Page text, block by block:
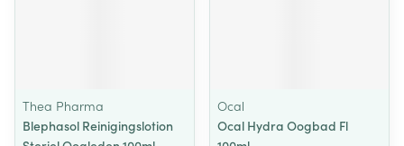
Thea Pharma
Blephasol Reinigingslotion
Ocal
Ocal Hydra Oogbad Fl